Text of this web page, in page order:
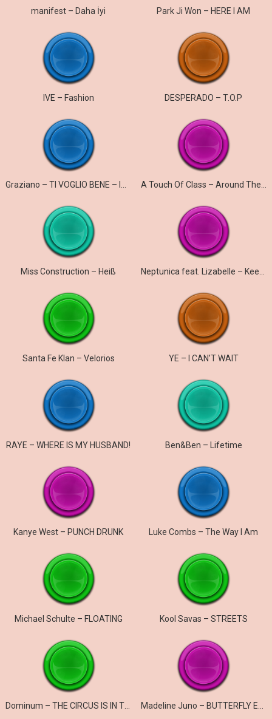
manifest – Daha İyi Park Ji Won – HERE I AM
IVE – Fashion DESPERADO – T.O.P
Miss Construction – Heiß
Santa Fe Klan – Velorios YE – I CAN’T WAIT
RAYE – WHERE IS MY HUSBAND! Ben&Ben – Lifetime
Kanye West – PUNCH DRUNK Luke Combs – The Way I Am
Michael Schulte – FLOATING Kool Savas – STREETS
Dominum – THE CIRCUS IS IN TOWN